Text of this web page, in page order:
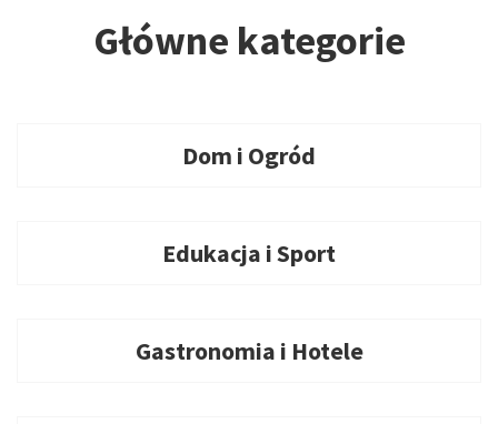
Główne kategorie
Dom i Ogród
Edukacja i Sport
Gastronomia i Hotele